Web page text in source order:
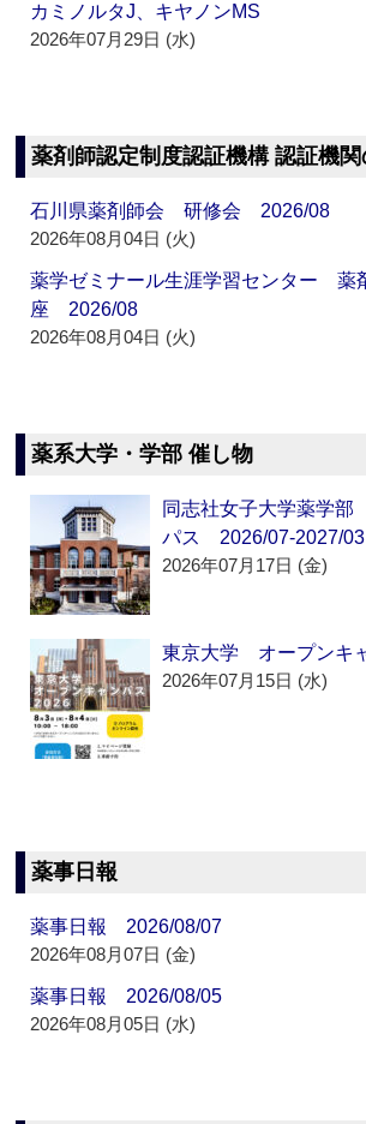
カミノルタJ、キヤノンMS
2026年07月29日 (水)
薬剤師認定制度認証機構 認証機
石川県薬剤師会 研修会 2026/08
2026年08月04日 (火)
薬学ゼミナール生涯学習センター 薬
座 2026/08
2026年08月04日 (火)
薬系大学・学部 催し物
同志社女子大学薬学
パス 2026/07-2027/03
2026年07月17日 (金)
東京大学 オープンキ
2026年07月15日 (水)
薬事日報
薬事日報 2026/08/07
2026年08月07日 (金)
薬事日報 2026/08/05
2026年08月05日 (水)